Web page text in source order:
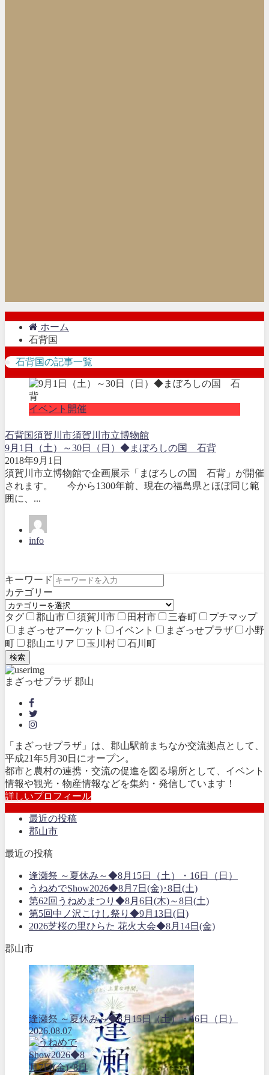
ホーム
石背国
石背国の記事一覧
イベント開催
石背国須賀川市須賀川市立博物館
9月1日（土）～30日（日）◆まぼろしの国 石背
2018年9月1日
須賀川市立博物館で企画展示「まぼろしの国 石背」が開催
されます。 今から1300年前、現在の福島県とほぼ同じ範
囲に、...
info
キーワード
カテゴリー
タグ 郡山市 須賀川市 田村市 三春町
プチマップ
まざっせアーケット
イベント まざっせプラザ
小野
町
郡山エリア 玉川村 石川町
検索
まざっせプラザ 郡山
「まざっせプラザ」は、郡山駅前まちなか交流拠点として、
平成21年5月30日にオープン。
都市と農村の連携・交流の促進を図る場所として、イベント
情報や観光・物産情報などを集約・発信しています！
詳しいプロフィール
最近の投稿
郡山市
最近の投稿
逢瀬祭 ～夏休み～◆8月15日（土）・16日（日）
うねめでShow2026◆8月7日(金)･8日(土)
第62回うねめまつり◆8月6日(木)～8日(土)
第5回中ノ沢こけし祭り◆9月13日(日)
2026芝桜の里ひらた 花火大会◆8月14日(金)
郡山市
逢瀬祭 ～夏休み～◆8月15日（土）・16日（日）
2026.08.07